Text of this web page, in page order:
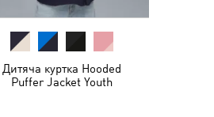
Дитяча куртка Hooded
Puffer Jacket Youth